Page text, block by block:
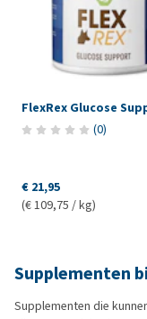
FlexRex Glucose
(0)
€ 21,95
(€ 109,75 / kg)
Supplementen
Supplementen die